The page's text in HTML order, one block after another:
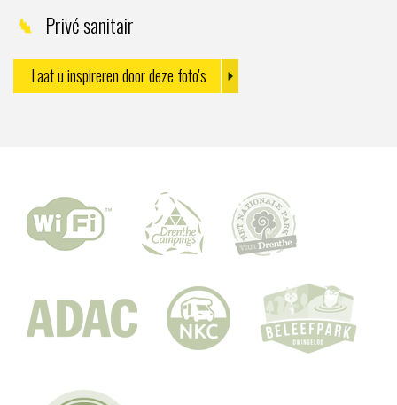
Privé sanitair
Laat u inspireren door deze foto's